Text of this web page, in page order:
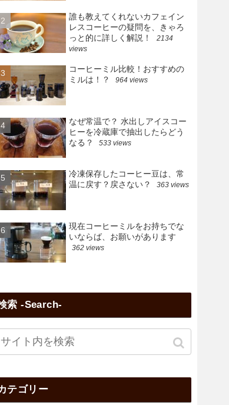
誰も教えてくれないカフェイン
レスコーヒーの疑問を、きゃろ
っと的に詳しく解説！
2134
views
コーヒーミル比較！おすすめの
ミルは！？
964 views
なぜ常温で？ 水出しアイスコー
ヒーを冷蔵庫で抽出したらどう
なる？
533 views
冷凍保存したコーヒー豆は、常
温に戻す？戻さない？
363 views
現在コーヒーミルをお持ちでな
いならば、お願いがあります
362 views
索 -Search-
テゴリー